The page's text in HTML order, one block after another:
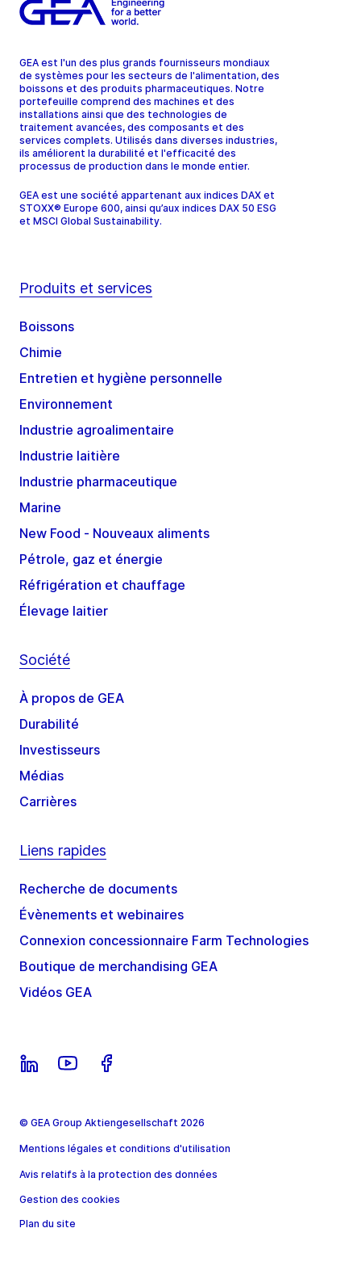
GEA est l'un des plus grands fournisseurs mondiaux
de systèmes pour les secteurs de l'alimentation, des
boissons et des produits pharmaceutiques. Notre
portefeuille comprend des machines et des
installations ainsi que des technologies de
traitement avancées, des composants et des
services complets. Utilisés dans diverses industries,
ils améliorent la durabilité et l'efficacité des
processus de production dans le monde entier.
GEA est une société appartenant aux indices DAX et
STOXX® Europe 600, ainsi qu’aux indices DAX 50 ESG
et MSCI Global Sustainability.
Produits et services
Boissons
Chimie
Entretien et hygiène personnelle
Environnement
Industrie agroalimentaire
Industrie laitière
Industrie pharmaceutique
Marine
New Food - Nouveaux aliments
Pétrole, gaz et énergie
Réfrigération et chauffage
Élevage laitier
Société
À propos de GEA
Durabilité
Investisseurs
Médias
Carrières
Liens rapides
Recherche de documents
Évènements et webinaires
Connexion concessionnaire Farm Technologies
Boutique de merchandising GEA
Vidéos GEA
© GEA Group Aktiengesellschaft 2026
Mentions légales et conditions d'utilisation
Avis relatifs à la protection des données
Gestion des cookies
Plan du site